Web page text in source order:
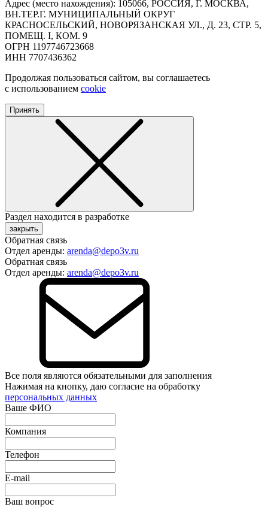
Адрес (место нахождения): 105066, РОССИЯ, Г. МОСКВА,
ВН.ТЕР.Г. МУНИЦИПАЛЬНЫЙ ОКРУГ
КРАСНОСЕЛЬСКИЙ, НОВОРЯЗАНСКАЯ УЛ., Д. 23, СТР. 5,
ПОМЕЩ. I, КОМ. 9
ОГРН 1197746723668
ИНН 7707436362
Продолжая пользоваться сайтом, вы соглашаетесь
с использованием cookie
Принять
Раздел находится в разработке
закрыть
Обратная связь
Отдел аренды: arenda@depo3v.ru
Обратная связь
Отдел аренды: arenda@depo3v.ru
Все поля являются обязательными для заполнения
Нажимая на кнопку, даю согласие на обработку
персональных данных
Ваше ФИО
Компания
Телефон
E-mail
Ваш вопрос